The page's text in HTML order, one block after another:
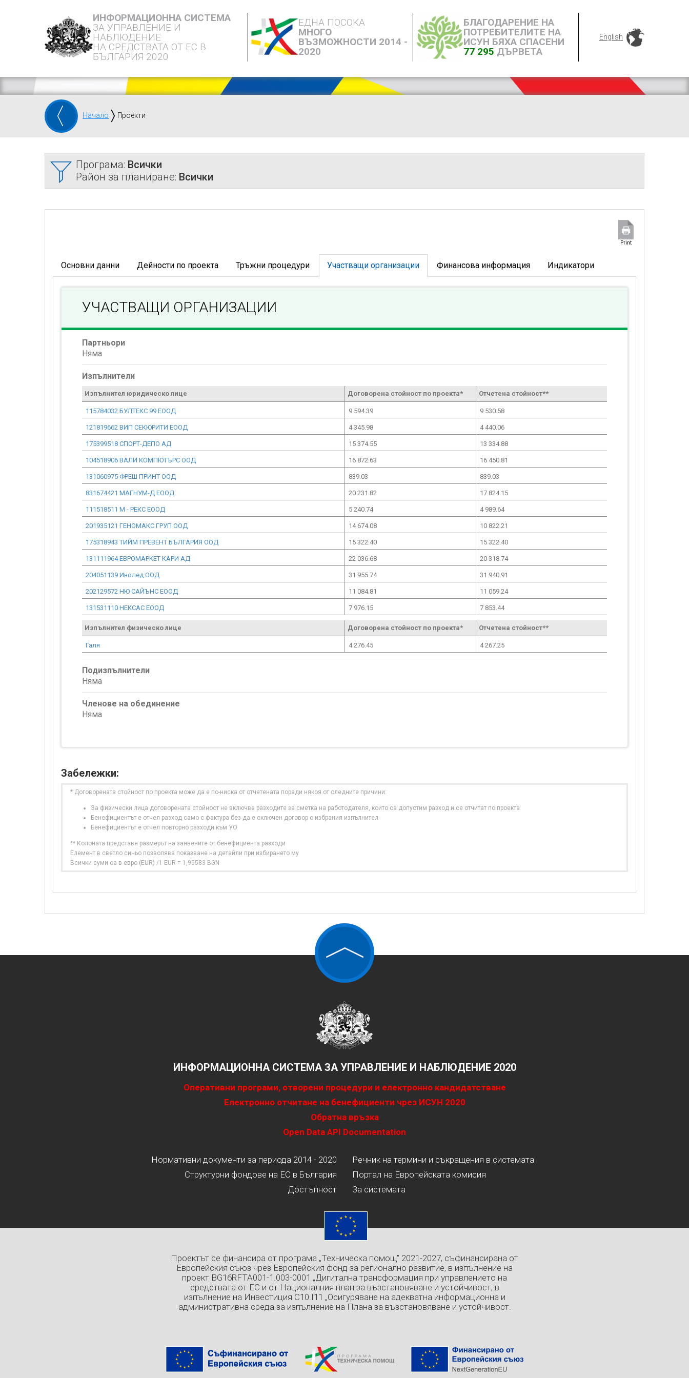
ИНФОРМАЦИОННА СИСТЕМА
ЗА УПРАВЛЕНИЕ И
НАБЛЮДЕНИЕ
НА СРЕДСТВАТА ОТ ЕС В
БЪЛГАРИЯ 2020
ЕДНА ПОСОКА
МНОГО
ВЪЗМОЖНОСТИ 2014 -
2020
БЛАГОДАРЕНИЕ НА
ПОТРЕБИТЕЛИТЕ НА
ИСУН БЯХА СПАСЕНИ
77 295 ДЪРВЕТА
English
Начало Проекти
Програма: Всички
Район за планиране: Всички
Print
Основни данни Дейности по проекта Тръжни процедури Участващи организации Финансова информация Индикатори
УЧАСТВАЩИ ОРГАНИЗАЦИИ
Партньори
Няма
Изпълнители
Изпълнител юридическо лице Договорена стойност по проекта* Отчетена стойност**
115784032 БУЛТЕКС 99 ЕООД 9 594.39 9 530.58
121819662 ВИП СЕКЮРИТИ ЕООД 4 345.98 4 440.06
175399518 СПОРТ-ДЕПО АД 15 374.55 13 334.88
104518906 ВАЛИ КОМПЮТЪРС ООД 16 872.63 16 450.81
131060975 ФРЕШ ПРИНТ ООД 839.03 839.03
831674421 МАГНУМ-Д ЕООД 20 231.82 17 824.15
111518511 М - РЕКС ЕООД 5 240.74 4 989.64
201935121 ГЕНОМАКС ГРУП ООД 14 674.08 10 822.21
175318943 ТИЙМ ПРЕВЕНТ БЪЛГАРИЯ ООД 15 322.40 15 322.40
131111964 ЕВРОМАРКЕТ КАРИ АД 22 036.68 20 318.74
204051139 Инолед ООД 31 955.74 31 940.91
202129572 НЮ САЙЪНС ЕООД 11 084.81 11 059.24
131531110 НЕКСАС ЕООД 7 976.15 7 853.44
Изпълнител физическо лице Договорена стойност по проекта* Отчетена стойност**
Галя 4 276.45 4 267.25
Подизпълнители
Няма
Членове на обединение
Няма
Забележки:
* Договорената стойност по проекта може да е по-ниска от отчетената поради някоя от следните причини:
За физически лица договорената стойност не включва разходите за сметка на работодателя, които са допустим разход и се отчитат по проекта
Бенефициентът е отчел разход само с фактура без да е сключен договор с избрания изпълнител
Бенефициентът е отчел повторно разходи към УО
** Колоната представя размерът на заявените от бенефициента разходи
Елемент в светло синьо позволява показване на детайли при избирането му
Всички суми са в евро (EUR) /1 EUR = 1,95583 BGN
ИНФОРМАЦИОННА СИСТЕМА ЗА УПРАВЛЕНИЕ И НАБЛЮДЕНИЕ 2020
Оперативни програми, отворени процедури и електронно кандидатстване
Електронно отчитане на бенефициенти чрез ИСУН 2020
Обратна връзка
Open Data API Documentation
Нормативни документи за периода 2014 - 2020
Структурни фондове на ЕС в България
Достъпност
Речник на термини и съкращения в системата
Портал на Европейската комисия
За системата
Проектът се финансира от програма „Техническа помощ” 2021-2027, съфинансирана от
Европейския съюз чрез Европейския фонд за регионално развитие, в изпълнение на
проект BG16RFTA001-1.003-0001 „Дигитална трансформация при управлението на
средствата от ЕС и от Националния план за възстановяване и устойчивост, в
изпълнение на Инвестиция C10.I11 „Осигуряване на адекватна информационна и
административна среда за изпълнение на Плана за възстановяване и устойчивост.